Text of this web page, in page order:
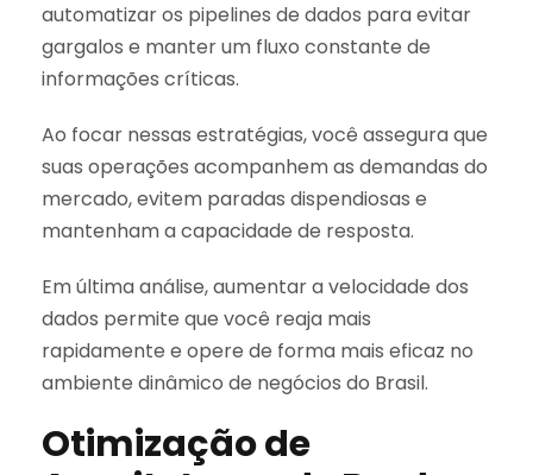
automatizar os pipelines de dados para evitar
gargalos e manter um fluxo constante de
informações críticas.
Ao focar nessas estratégias, você assegura que
suas operações acompanhem as demandas do
mercado, evitem paradas dispendiosas e
mantenham a capacidade de resposta.
Em última análise, aumentar a velocidade dos
dados permite que você reaja mais
rapidamente e opere de forma mais eficaz no
ambiente dinâmico de negócios do Brasil.
Otimização de